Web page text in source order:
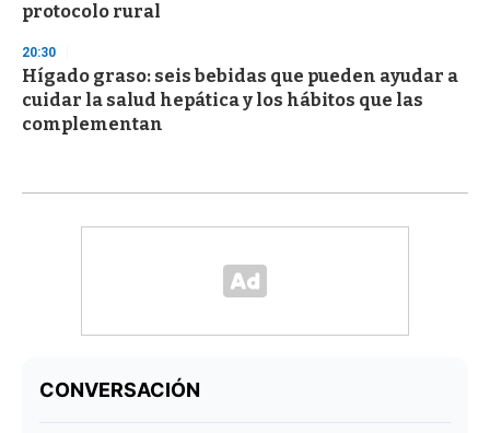
protocolo rural
20:30
Hígado graso: seis bebidas que pueden ayudar a
cuidar la salud hepática y los hábitos que las
complementan